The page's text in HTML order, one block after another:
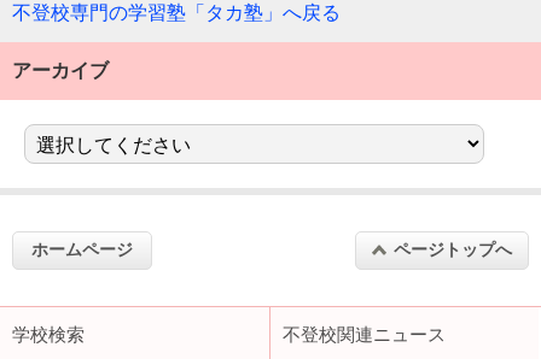
不登校専門の学習塾「タカ塾」へ戻る
アーカイブ
ホームページ ページトップへ
学校検索 不登校関連ニュース